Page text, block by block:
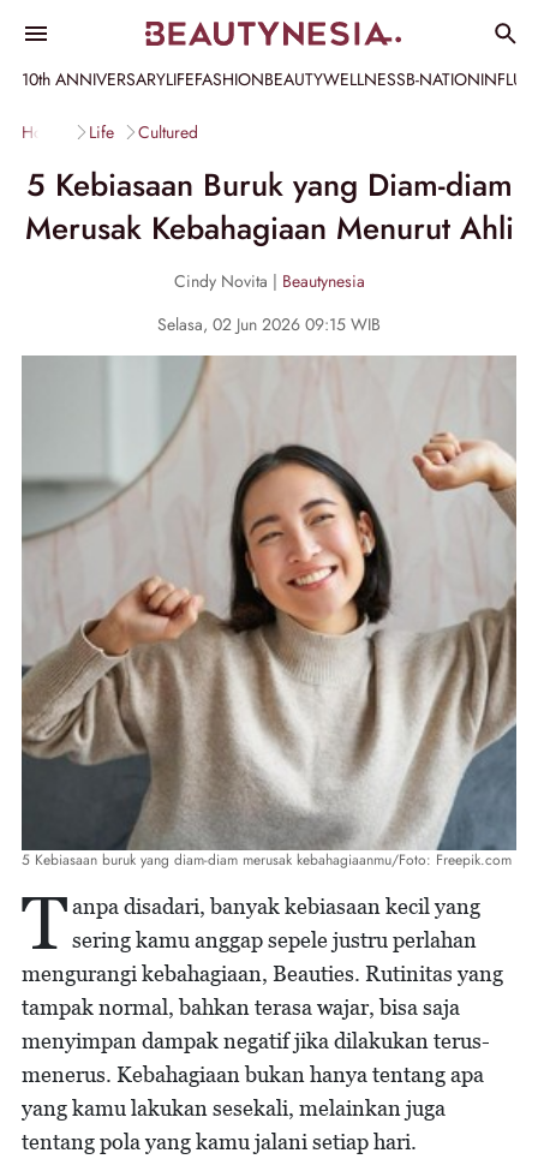
10th ANNIVERSARYLIFEFASHIONBEAUTYWELLNESSB-NATION
Home Life Cultured
5 Kebiasaan Buruk yang Diam-diam
Merusak Kebahagiaan Menurut Ahli
Cindy Novita | Beautynesia
Selasa, 02 Jun 2026 09:15 WIB
5 Kebiasaan buruk yang diam-diam merusak kebahagiaanmu/Foto: Freepik.com
Tanpa disadari, banyak kebiasaan kecil yang
sering kamu anggap sepele justru perlahan
mengurangi kebahagiaan, Beauties. Rutinitas yang
tampak normal, bahkan terasa wajar, bisa saja
menyimpan dampak negatif jika dilakukan terus-
menerus. Kebahagiaan bukan hanya tentang apa
yang kamu lakukan sesekali, melainkan juga
tentang pola yang kamu jalani setiap hari.